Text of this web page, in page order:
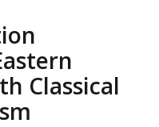
Classical